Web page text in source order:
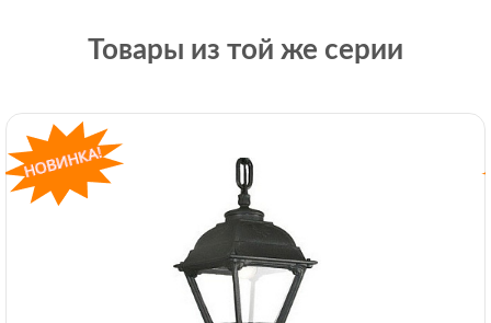
Товары из той же серии